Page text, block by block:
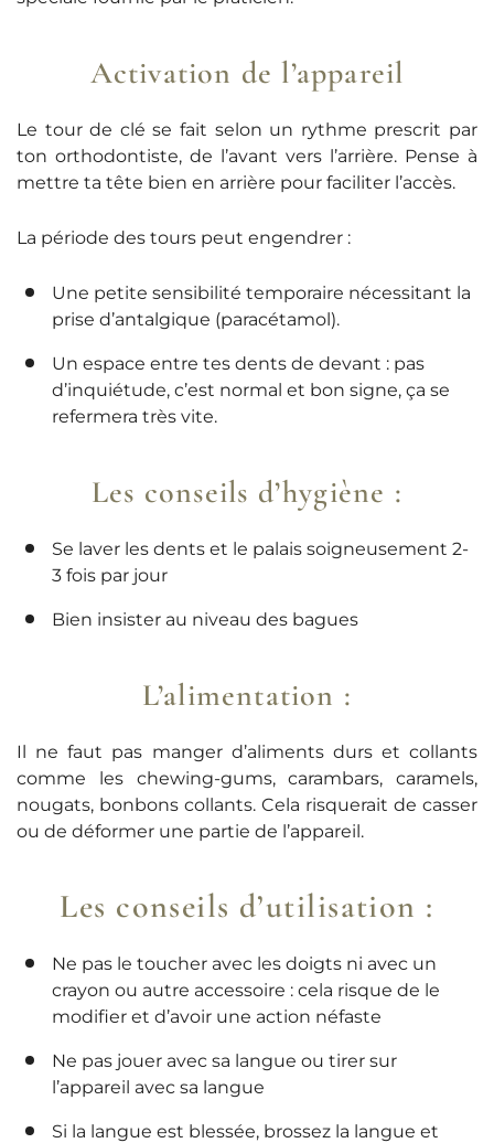
Activation de l’appareil
Le tour de clé se fait selon un rythme prescrit par
ton orthodontiste, de l’avant vers l’arrière. Pense à
mettre ta tête bien en arrière pour faciliter l’accès.
La période des tours peut engendrer :
Une petite sensibilité temporaire nécessitant la
prise d’antalgique (paracétamol).
Un espace entre tes dents de devant : pas
d’inquiétude, c’est normal et bon signe, ça se
refermera très vite.
Les conseils d’hygiène :
Se laver les dents et le palais soigneusement 2-
3 fois par jour
Bien insister au niveau des bagues
L’alimentation :
Il ne faut pas manger d’aliments durs et collants
comme les chewing-gums, carambars, caramels,
nougats, bonbons collants. Cela risquerait de casser
ou de déformer une partie de l’appareil.
Les conseils d’utilisation :
Ne pas le toucher avec les doigts ni avec un
crayon ou autre accessoire : cela risque de le
modifier et d’avoir une action néfaste
Ne pas jouer avec sa langue ou tirer sur
l’appareil avec sa langue
Si la langue est blessée, brossez la langue et